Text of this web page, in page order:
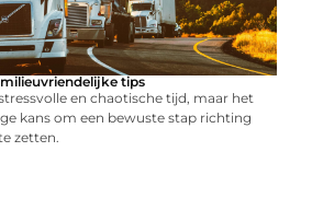
tips
en chaotische tijd, maar het
kans om een bewuste stap richting
zetten.